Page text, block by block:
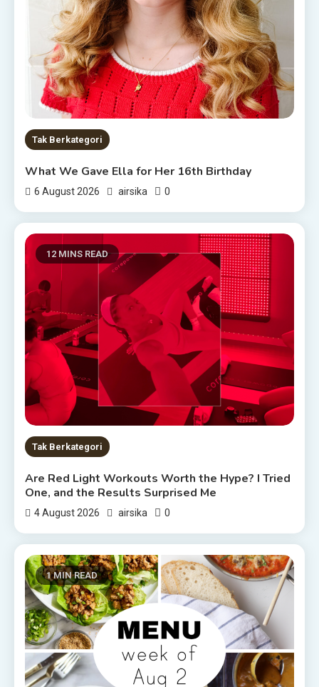
Tak Berkategori
What We Gave Ella for Her 16th Birthday
6 August 2026 airsika 0
12 MINS READ
Tak Berkategori
Are Red Light Workouts Worth the Hype? I Tried
One, and the Results Surprised Me
4 August 2026 airsika 0
1 MIN READ